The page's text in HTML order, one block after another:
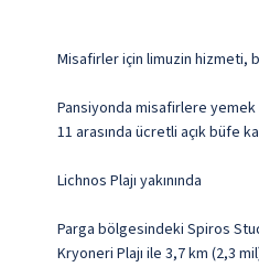
Misafirler için limuzin hizmeti,
Pansiyonda misafirlere
11 arasında ücretli açık büfe
Lichnos Plajı yakınında
Parga bölgesindeki Spiros
Kryoneri Plajı ile 3,7 km (2,3